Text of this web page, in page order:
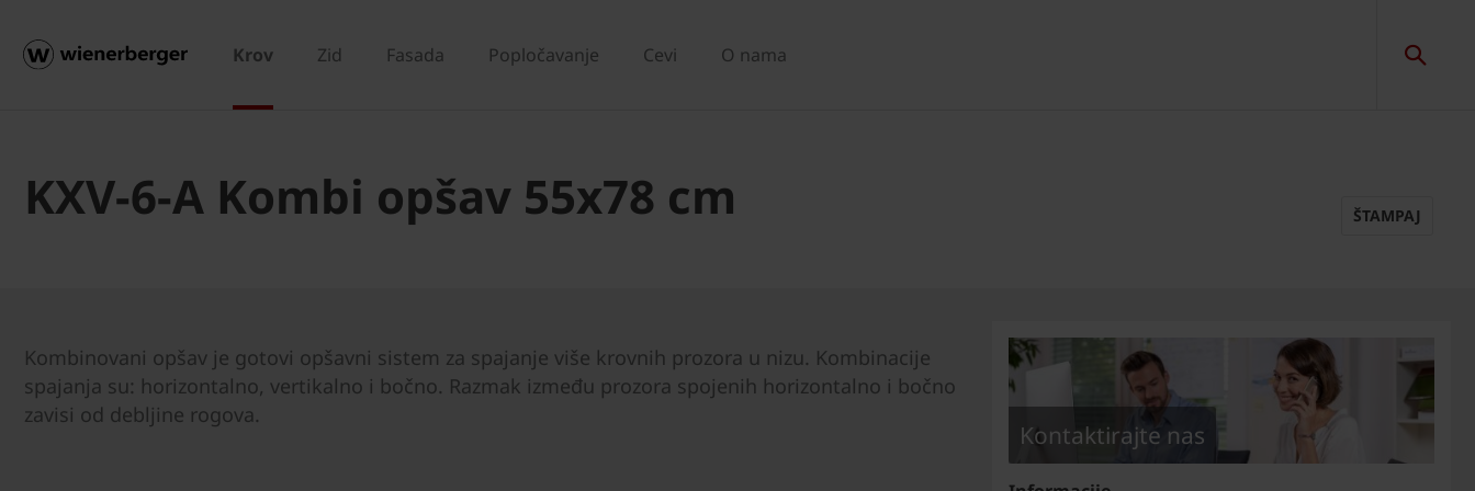
Krov Zid Fasada Popločavanje Cevi O nama
KXV-6-A Kombi opšav 55x78 cm ŠTAMPAJ
Kombinovani opšav je gotovi opšavni sistem za spajanje više krovnih prozora u nizu. Kombinacije
spajanja su: horizontalno, vertikalno i bočno. Razmak između prozora spojenih horizontalno i bočno
zavisi od debljine rogova.
Kontaktirajte nas